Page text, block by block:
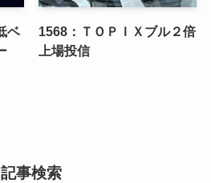
ベ
1568：ＴＯＰＩＸブル２倍
上場投信
記事検索